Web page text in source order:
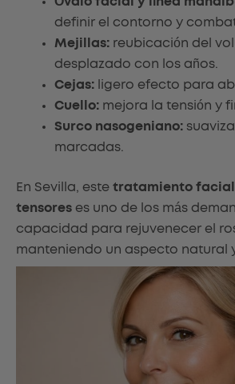
definir el contorno y
Mejillas: reubicación del
desplazado con los años.
Cejas: ligero efecto para
Cuello: mejora la tensión y
Surco nasogeniano:
marcadas.
En Sevilla, este tratamiento facial
tensores es uno de los más
capacidad para rejuvenecer el
manteniendo un aspecto natural